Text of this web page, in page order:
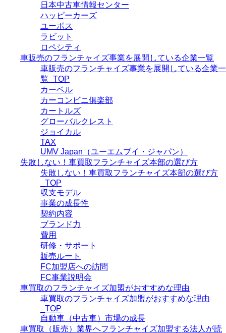
日本中古車情報センター
ハッピーカーズ
ユーポス
ラビット
ロペシティ
車販売のフランチャイズ事業を展開している企業一覧
車販売のフランチャイズ事業を展開している企業一
覧_TOP
カーベル
カーコンビニ俱楽部
カートルズ
グローバルクレスト
ジョイカル
TAX
UMV Japan（ユーエムブイ・ジャパン）
失敗しない！車買取フランチャイズ本部の選び方
失敗しない！車買取フランチャイズ本部の選び方
_TOP
収支モデル
事業の成長性
契約内容
ブランド力
費用
研修・サポート
販売ルート
FC加盟店への訪問
FC事業説明会
車買取のフランチャイズ加盟がおすすめな理由
車買取のフランチャイズ加盟がおすすめな理由
_TOP
自動車（中古車）市場の成長
車買取（販売）業界へフランチャイズ加盟する法人が読